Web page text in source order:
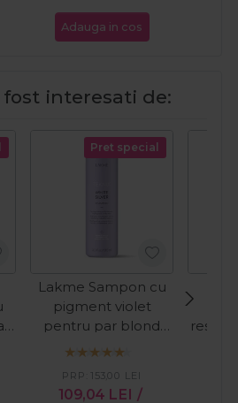
Adauga in cos
interesati de:
Pret special
Lakme Sampon cu
pigment violet
pentru par blond
Teknia White Silver
109,04 LEI /
PRP: 153,00 LEI